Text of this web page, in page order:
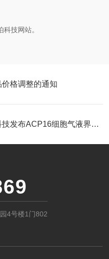
技网站。
格调整的通知
全新发布：德伯科技发布ACP16细胞气液界面暴露系统
4号楼1门802